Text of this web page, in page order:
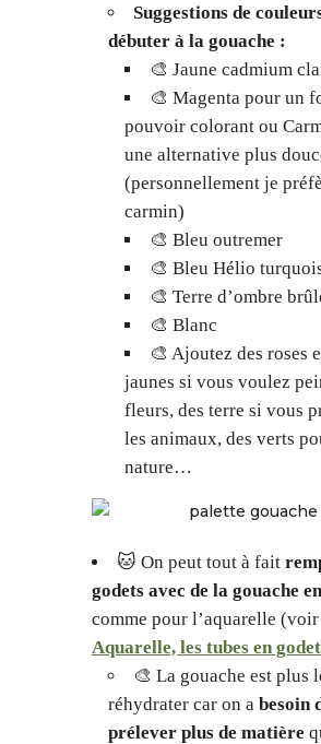
Suggestions de
débuter à la gouache :
🎨 Jaune cadmium
🎨 Magenta pour un
pouvoir colorant ou
une alternative plus
(personnellement je
carmin)
🎨 Bleu outremer
🎨 Bleu Hélio
🎨 Terre d’ombre
🎨 Blanc
🎨 Ajoutez des roses
jaunes si vous voulez
fleurs, des terre si vous
les animaux, des verts
nature…
🐱 On peut tout à fait
godets avec de la gouache
comme pour l’aquarelle
Aquarelle, les tubes en
🎨 La gouache est plus
réhydrater car on a besoin
prélever plus de matière